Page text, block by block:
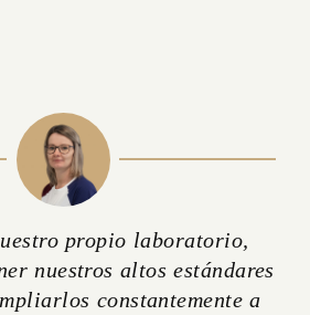
propio laboratorio,
nuestros altos estándares
constantemente a